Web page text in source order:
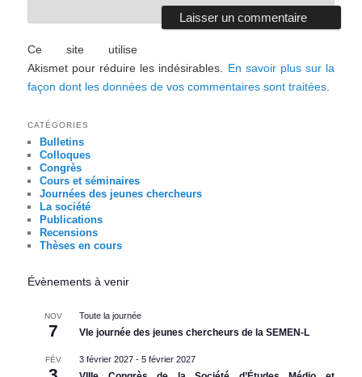
Ce site utilise
Akismet pour réduire les indésirables. En savoir plus sur la
façon dont les données de vos commentaires sont traitées
CATÉGORIES
Bulletins
Colloques
Congrès
Cours et séminaires
Journées des jeunes chercheurs
La société
Publications
Recensions
Thèses en cours
Évènements à venir
NOV
7
Toute la journée
VIe journée des jeunes chercheurs de la SEMEN-L
FÉV 3 février 2027 -5 février 2027